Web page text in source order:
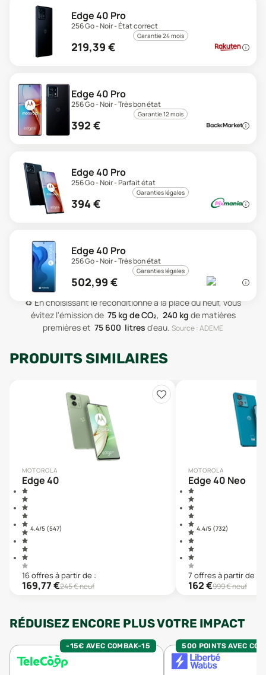
Edge 40 Pro
256 Go - Noir - État correct
Garantie 24 mois
219,39 €
Edge 40 Pro
256 Go - Noir - Très bon état
Garantie 12 mois
392 €
Edge 40 Pro
256 Go - Noir - Parfait état
Garanties légales
394€
Edge 40 Pro
256 Go - Noir - Très bon état
Garanties légales
502,99 €
♻️ En choisissant le reconditionné à la place du neuf, vous
évitez l'émission de 75 kg de CO₂, 240 kg de matières
premièreset 75 600 litres d'eau. Source : ADEME
PRODUITS SIMILAIRES
MOTOROLA
Edge 40
4.4/5 (547)
16offresà partir de :
169,77€245€ neuf
MOTOROLA
Edge 40 Neo
4.4/5 (732)
7 offresà partir de :
162€999€ neuf
RÉDUISEZ ENCORE PLUS VOTRE IMPACT
-15€ AVEC COMBAK-15 500 POINTS AVEC